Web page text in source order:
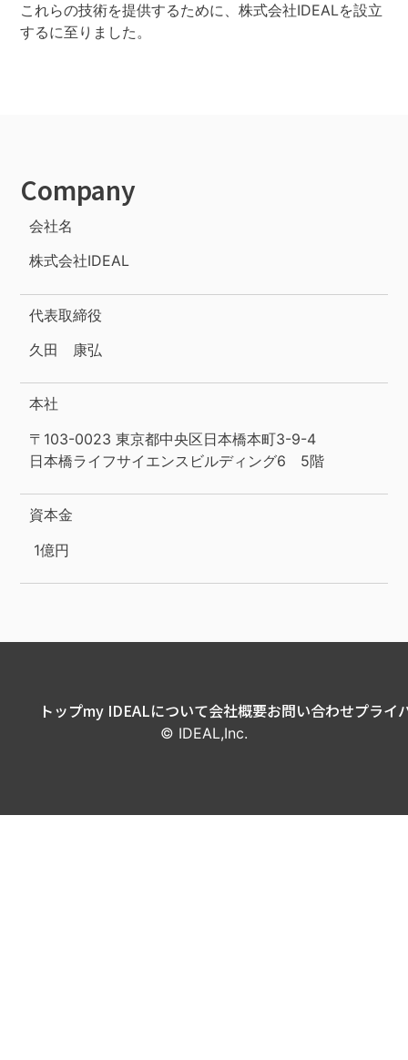
これらの技術を提供するために、株式会社IDEALを設立
するに至りました。
Company
会社名
株式会社IDEAL
代表取締役
久田 康弘
本社
〒103-0023 東京都中央区日本橋本町3-9-4
日本橋ライフサイエンスビルディング6 5階
資本金
1億円
トップmy IDEALについて会社概要お問い合わせプライ
© IDEAL,Inc.